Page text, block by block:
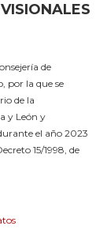
de
por la que se
de la
y León y
el año 2023
15/1998, de